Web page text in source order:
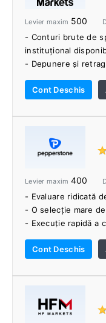
Levier maxim 500
- Conturi brute de
instituțional
- Depunere și
- Tranzacționare
- Gamă largă de
clienți 24/7.
videoclipuri.
- Gamă largă de
comercianților
- Sprijiniți
AutoTrade,
MAM / PAMM.
Cont Deschis
Levier maxim 400
- Evaluare ridicată
- O selecție mare
- Execuție rapidă a
- Gamă largă de
- Gazduire VPS.
- Suplimente
Cont Deschis